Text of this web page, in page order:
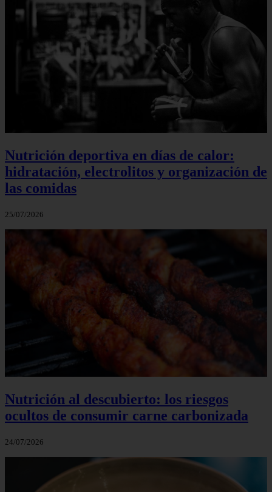
Nutrición deportiva en días de calor:
hidratación, electrolitos y organización de
las comidas
25/07/2026
Nutrición al descubierto: los riesgos
ocultos de consumir carne carbonizada
24/07/2026